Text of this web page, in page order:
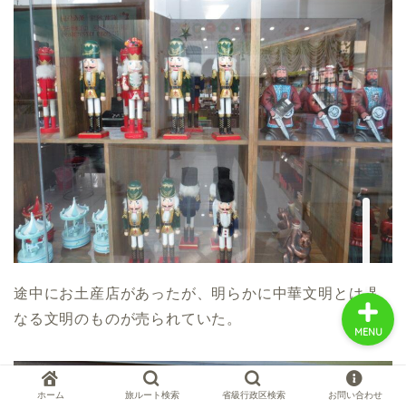
途中にお土産店があったが、明らかに中華文明とは異
なる文明のものが売られていた。
ホーム 旅ルート検索 省級行政区検索 お問い合わせ
MENU
中国お薦め観光地
中国の世界遺産
中国旅行の情報案内
中国麺ランキング